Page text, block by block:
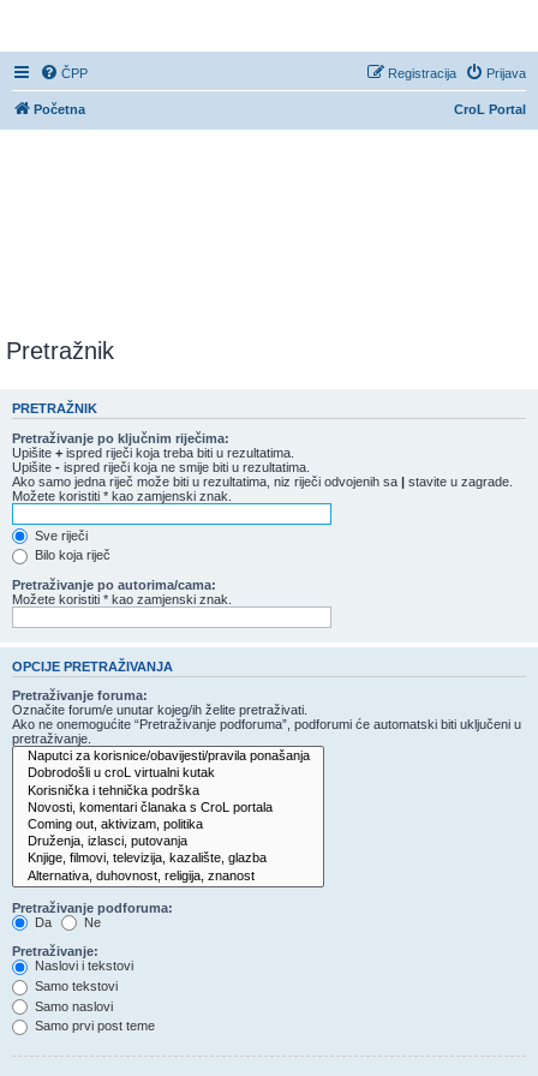
ČPP Prijava
Registracija
CroL Portal
Početna
Pretražnik
PRETRAŽNIK
Pretraživanje po ključnim riječima:
Upišite + ispred riječi koja treba biti u rezultatima.
Upišite - ispred riječi koja ne smije biti u rezultatima.
Ako samo jedna riječ može biti u rezultatima, niz riječi odvojenih sa | stavite u zagrade.
Možete koristiti * kao zamjenski znak.
Sve riječi
Bilo koja riječ
Pretraživanje po autorima/cama:
Možete koristiti * kao zamjenski znak.
OPCIJE PRETRAŽIVANJA
Pretraživanje foruma:
Označite forum/e unutar kojeg/ih želite pretraživati.
Ako ne onemogućite “Pretraživanje podforuma”, podforumi će automatski biti uključeni u
pretraživanje.
Pretraživanje podforuma:
Da
Ne
Pretraživanje:
Naslovi i tekstovi
Samo tekstovi
Samo naslovi
Samo prvi post teme